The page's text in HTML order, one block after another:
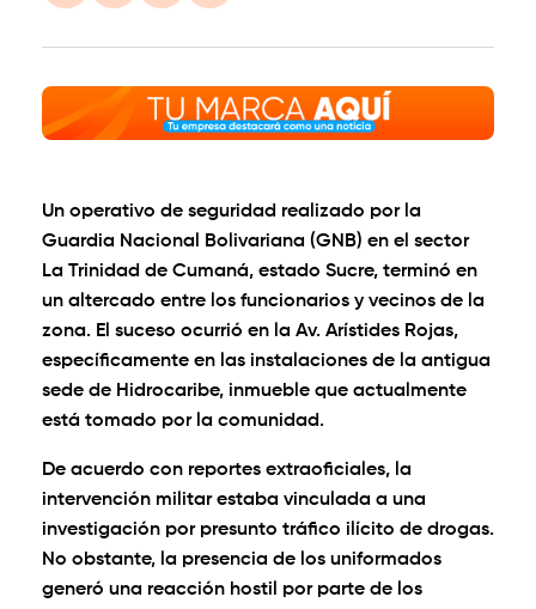
Un operativo de seguridad realizado por la
Guardia Nacional Bolivariana (GNB) en el sector
La Trinidad de Cumaná, estado Sucre, terminó en
un altercado entre los funcionarios y vecinos de la
zona. El suceso ocurrió en la Av. Arístides Rojas,
específicamente en las instalaciones de la antigua
sede de Hidrocaribe, inmueble que actualmente
está tomado por la comunidad.
De acuerdo con reportes extraoficiales, la
intervención militar estaba vinculada a una
investigación por presunto tráfico ilícito de drogas.
No obstante, la presencia de los uniformados
generó una reacción hostil por parte de los